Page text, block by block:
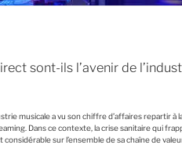
sont-ils l’avenir de
musicale a vu son chiffre d’affaires repartir
Dans ce contexte, la crise sanitaire qui
sur l’ensemble de sa chaîne de